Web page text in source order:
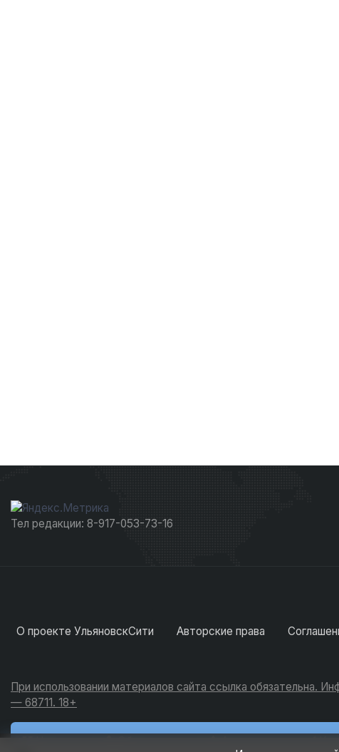
Тел редакции: 8-917-053-73-16
О проекте УльяновскСити Авторские права
При использовании материалов сайта ссылка
— 68711. 18+